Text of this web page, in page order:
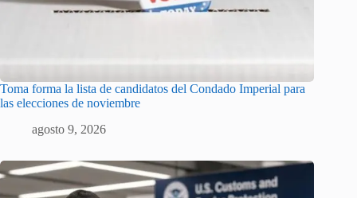
Toma forma la lista de candidatos del Condado Imperial para
las elecciones de noviembre
agosto 9, 2026